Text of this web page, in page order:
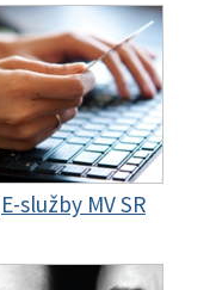
E-služby MV SR